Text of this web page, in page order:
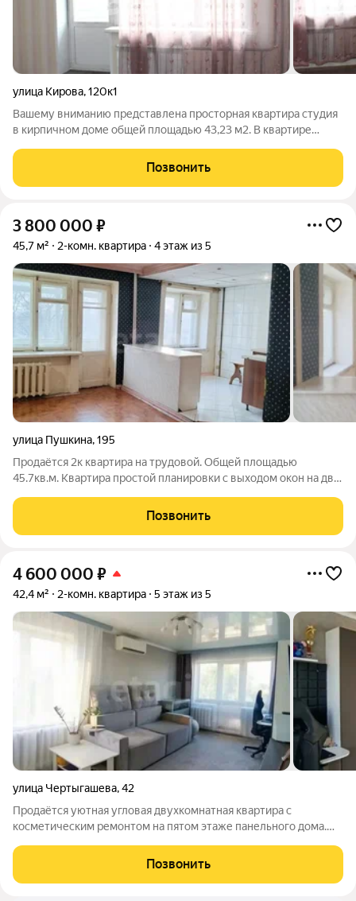
улица Кирова,120к1
Вашему вниманию представлена просторная квартира студия
в кирпичном доме общей площадью 43,23 м2. В квартире
межкомнатные двери. Потолки высотой 2,7 метра. Новые
алюминиевые радиаторы, поменяны
Позвонить
3 800 000 ₽
45,7 м² 2-комн. квартира 4 этаж из 5
улица Пушкина,195
Продаётся 2к квартира на трудовой. Общей площадью
45.7кв.м. Квартира простой планировки с выходом окон на две
Состояние среднее, требует косметического ремонта. В доме
выполнен капитальный
Позвонить
4 600 000 ₽
42,4 м² 2-комн. квартира 5 этаж из 5
улица Чертыгашева,42
Продаётся уютная угловая двухкомнатная квартира с
косметическим ремонтом на пятом этаже панельного дома.
есть незастеклённый балкон. Санузел совмещённый, в
прихожей предусмотрен удобный
Позвонить